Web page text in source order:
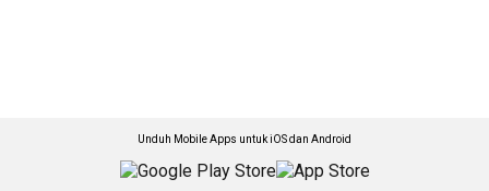
Unduh Mobile Apps untuk iOS dan Android